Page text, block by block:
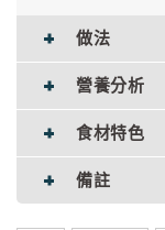
做法
營養分析
食材特色
備註